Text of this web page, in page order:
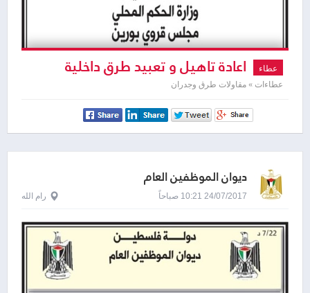
عطاء اعادة تاهيل و تعبيد طرق داخلية
عطاءات » مقاولات طرق وجدران
ديوان الموظفين العام
24/07/2017 10:21 صباحاً رام الله